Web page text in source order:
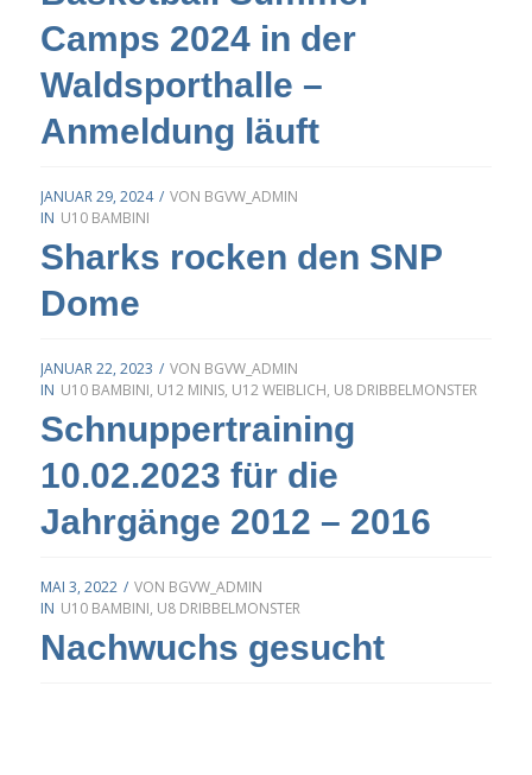
Camps 2024 in der
Waldsporthalle –
Anmeldung läuft
JANUAR 29, 2024 / VON BGVW_ADMIN
IN U10 BAMBINI
Sharks rocken den SNP
Dome
JANUAR 22, 2023 / VON BGVW_ADMIN
IN U10 BAMBINI, U12 MINIS, U12 WEIBLICH, U8 DRIBBELMONSTER
Schnuppertraining
10.02.2023 für die
Jahrgänge 2012 – 2016
MAI 3, 2022 / VON BGVW_ADMIN
IN U10 BAMBINI, U8 DRIBBELMONSTER
Nachwuchs gesucht